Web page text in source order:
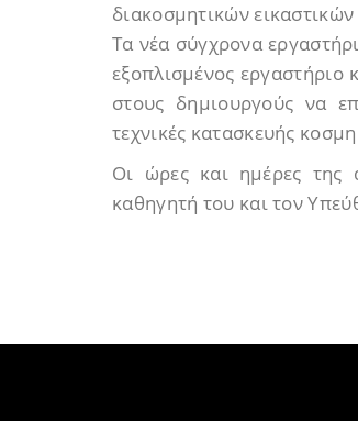
διακοσμητικών
Τα νέα σύγχρονα
εξοπλισμένος εργαστήριο
στους δημιουργούς να
τεχνικές κατασκευής
Οι ώρες και ημέρες της
καθηγητή του και τον